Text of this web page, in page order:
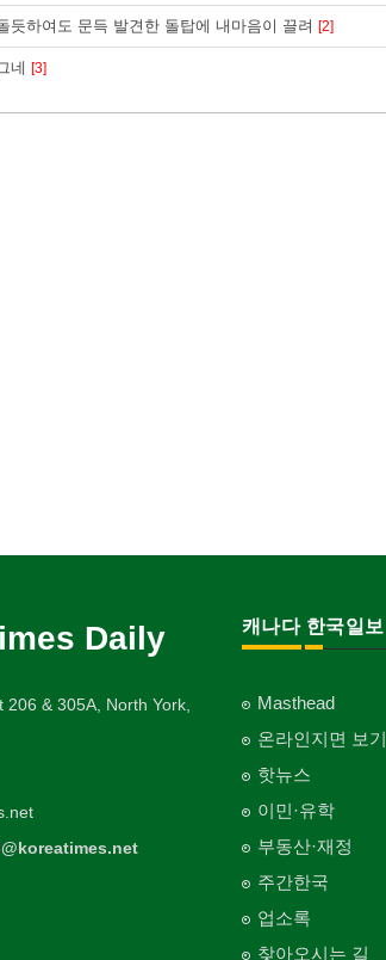
듯하여도 문득 발견한 돌탑에 내마음이 끌려 [2]
네 [3]
Daily
& 305A, North York,
캐나다 한국일보
Masthead
온라인지면 보기
핫뉴스
이민·유학
부동산·재정
주간한국
업소록
찾아오시는 길